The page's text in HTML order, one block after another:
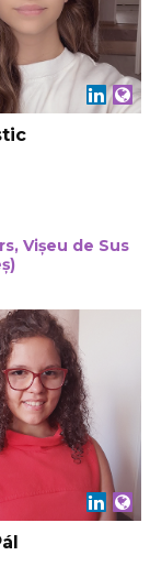
Vișeu de Sus